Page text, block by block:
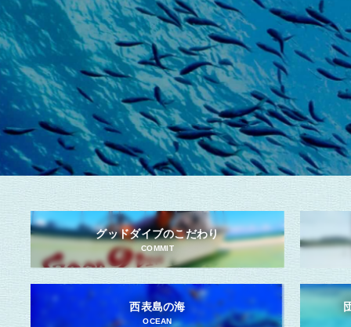
グッドダイブのこだわり
COMMIT
西表島の海
OCEAN